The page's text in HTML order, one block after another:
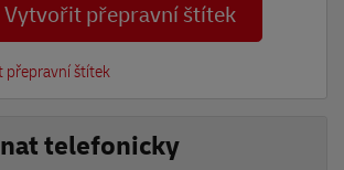
Vytvořit přepravní štítek
přepravní štítek
telefonicky